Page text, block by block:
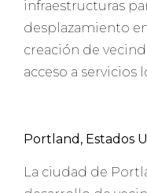
infraestructuras
desplazamiento
creación de
acceso a servicios
Portland, Estados
La ciudad de